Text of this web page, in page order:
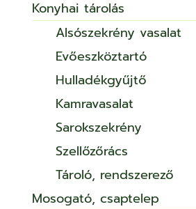
Konyhai tárolás
Alsószekrény vasalat
Evőeszköztartó
Hulladékgyűjtő
Kamravasalat
Sarokszekrény
Szellőzőrács
Tároló, rendszerező
Mosogató, csaptelep